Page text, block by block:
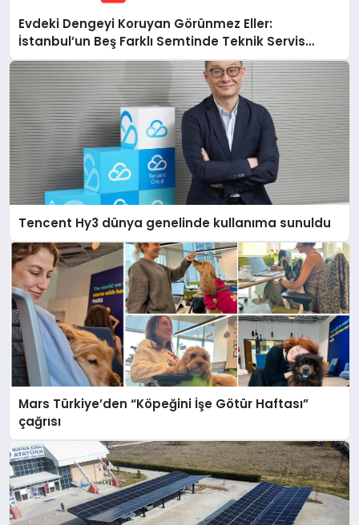
Evdeki Dengeyi Koruyan Görünmez Eller:
İstanbul’un Beş Farklı Semtinde Teknik Servis
Gerçeği
Tencent Hy3 dünya genelinde kullanıma sunuldu
Mars Türkiye’den “Köpeğini İşe Götür Haftası”
çağrısı